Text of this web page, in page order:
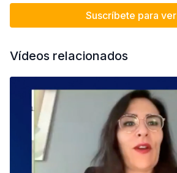
Suscríbete para ver
Vídeos relacionados